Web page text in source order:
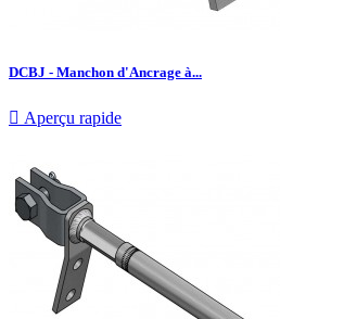
DCBJ - Manchon d'Ancrage à...
 Aperçu rapide